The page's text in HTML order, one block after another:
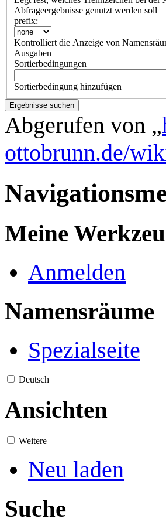
Abfrageergebnisse genutzt werden soll
prefix:
Kontrolliert die Anzeige von
Ausgaben
Sortierbedingungen
Sortierbedingung hinzufügen
Abgerufen von „
ottobrunn.de/
Meine
Anmelden
Namensräume
Spezialseite
Deutsch
Ansichten
Weitere
Neu laden
Suche